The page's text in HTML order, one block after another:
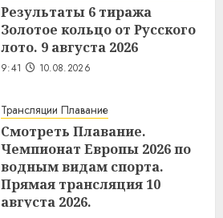
Результаты 6 тиража
Золотое кольцо от Русского
лото. 9 августа 2026
9:41 10.08.2026
Трансляции Плавание
Смотреть Плавание.
Чемпионат Европы 2026 по
водным видам спорта.
Прямая трансляция 10
августа 2026.